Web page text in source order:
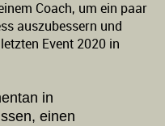
Coach, um ein paar
auszubessern und
Event 2020 in
in
einen